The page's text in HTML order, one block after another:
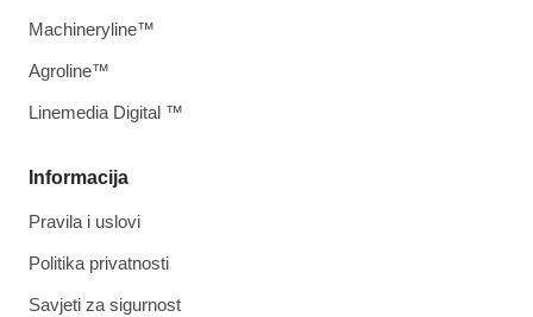
Informacija
Pravila i uslovi
Politika privatnosti
Savjeti za sigurnost
Machineryline™
Agroline™
Linemedia Digital ™